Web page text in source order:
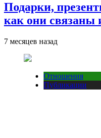
Подарки,
как они связаны
7 месяцев назад
Отношения
Публикации